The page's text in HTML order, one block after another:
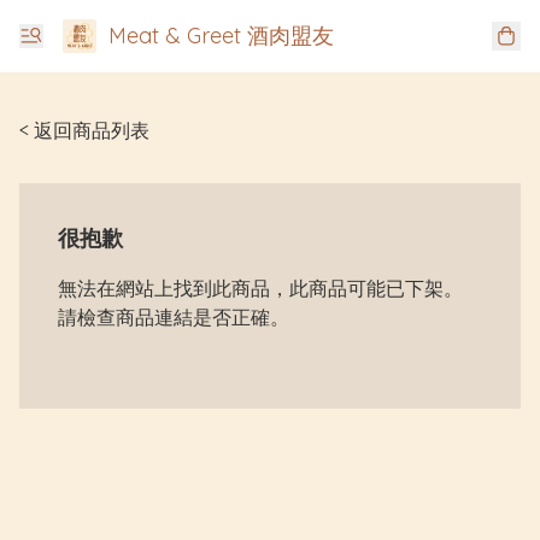
Meat & Greet 酒肉盟友
< 返回商品列表
很抱歉
無法在網站上找到此商品，此商品可能已下架。
請檢查商品連結是否正確。